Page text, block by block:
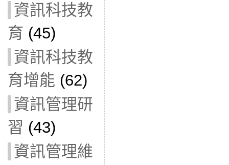
資訊科技教
育 (45)
資訊科技教
育增能 (62)
資訊管理研
習 (43)
資訊管理維